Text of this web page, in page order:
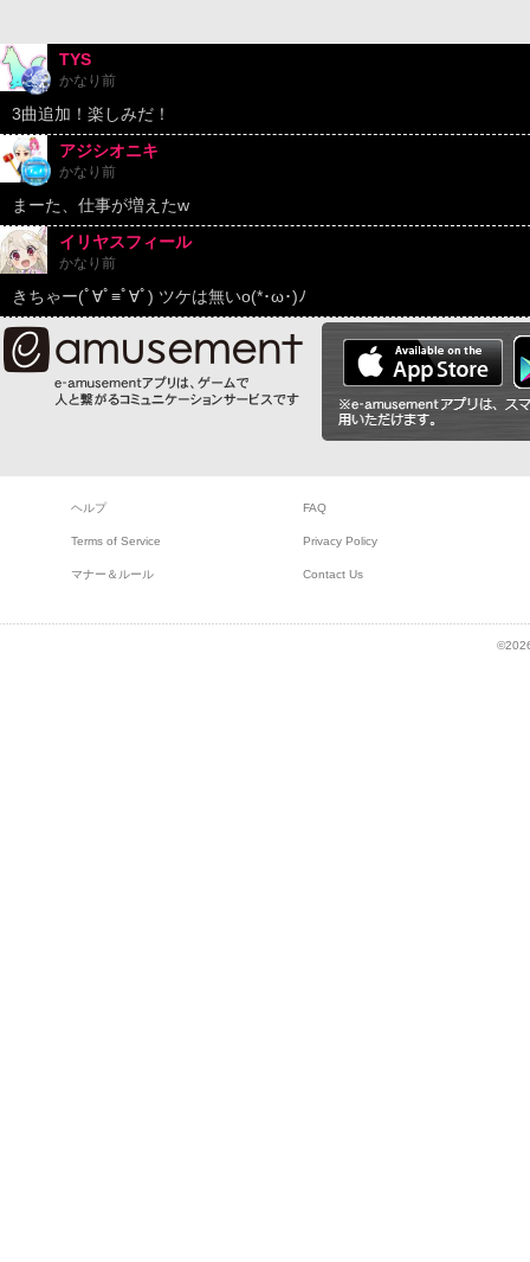
TYS
かなり前
3曲追加！楽しみだ！
アジシオニキ
かなり前
まーた、仕事が増えたw
イリヤスフィール
かなり前
きちゃー(ﾟ∀ﾟ≡ﾟ∀ﾟ) ツケは無いo(*･ω･)ﾉ
ヘルプ FAQ
Terms of Service Privacy Policy
マナー＆ルール Contact Us